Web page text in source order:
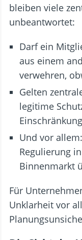
bleiben viele
unbeantwortet:
Darf ein
aus einem
verwehren,
Gelten
legitime
Und vor
Regulierung
Binnenmarkt
Für
Unklarheit vor